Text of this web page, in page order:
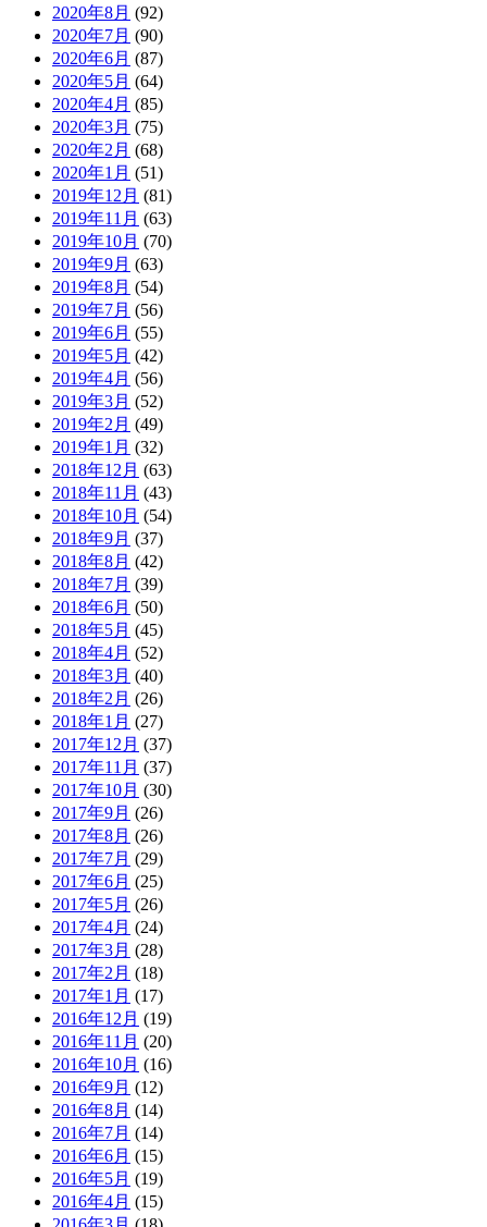
2020年8月 (92)
2020年7月 (90)
2020年6月 (87)
2020年5月 (64)
2020年4月 (85)
2020年3月 (75)
2020年2月 (68)
2020年1月 (51)
2019年12月 (81)
2019年11月 (63)
2019年10月 (70)
2019年9月 (63)
2019年8月 (54)
2019年7月 (56)
2019年6月 (55)
2019年5月 (42)
2019年4月 (56)
2019年3月 (52)
2019年2月 (49)
2019年1月 (32)
2018年12月 (63)
2018年11月 (43)
2018年10月 (54)
2018年9月 (37)
2018年8月 (42)
2018年7月 (39)
2018年6月 (50)
2018年5月 (45)
2018年4月 (52)
2018年3月 (40)
2018年2月 (26)
2018年1月 (27)
2017年12月 (37)
2017年11月 (37)
2017年10月 (30)
2017年9月 (26)
2017年8月 (26)
2017年7月 (29)
2017年6月 (25)
2017年5月 (26)
2017年4月 (24)
2017年3月 (28)
2017年2月 (18)
2017年1月 (17)
2016年12月 (19)
2016年11月 (20)
2016年10月 (16)
2016年9月 (12)
2016年8月 (14)
2016年7月 (14)
2016年6月 (15)
2016年5月 (19)
2016年4月 (15)